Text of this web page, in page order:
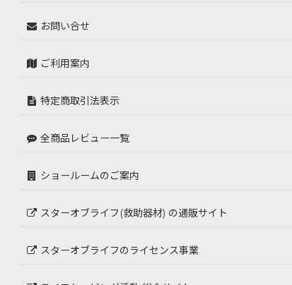
お問い合せ
ご利用案内
特定商取引法表示
全商品レビュー一覧
ショールームのご案内
スターオブライフ(救助器材) の通販サイト
スターオブライフのライセンス事業